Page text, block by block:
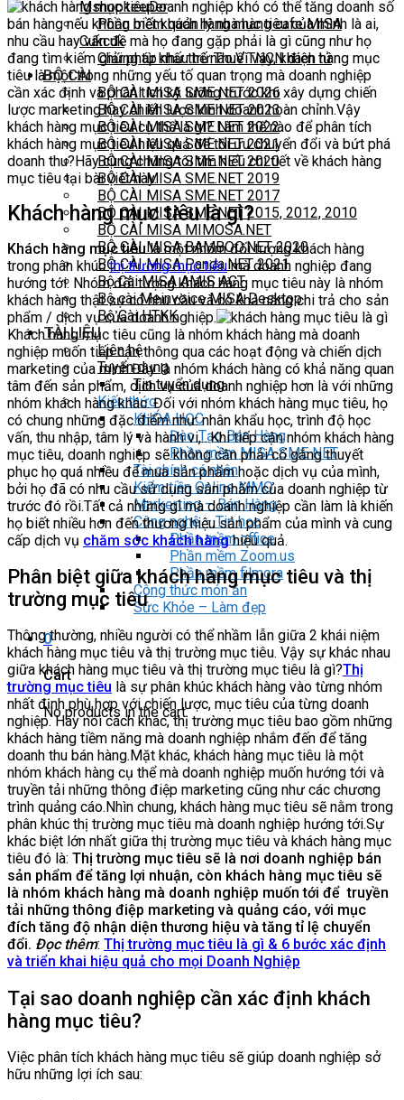
Mshopkeeper
Phần mềm quản lý nhà hàng cafe MISA
Cukcuk
Chứng từ khấu trừ Thuế TNCN điện tử
BỘ CÀI
BỘ CÀI MISA SME NET 2026
BỘ CÀI MISA SME NET 2023
BỘ CÀI MISA SME.NET 2022
BỘ CÀI MISA SME.NET 2021
BỘ CÀI MISA SME.NET 2020
BỘ CÀI MISA SME.NET 2019
BỘ CÀI MISA SME.NET 2017
BỘ CÀI MISA SME.NET 2015, 2012, 2010
BỘ CÀI MISA MIMOSA.NET
BỘ CÀI MISA BAMBOO.NET 2020
BỘ CÀI MISA Panda.NET 2021
Bộ Cài MISA AMIS ACT
Bộ cài Meinvoice MISA Desktop
Bộ Cài HTKK
TÀI LIỆU
Liên hệ
Tuyển dụng
Tin tuyển dụng
Kiến thức
KHÓA HỌC
Đào Tạo Bán Hàng
Phần mềm MISA SME NET
Tài chính cá nhân
Kiếm tiền Online MMO
Markerting – Bán Hàng
Công nghệ – Tin học
Phần mềm office
Phần mềm Zoom.us
Phần mềm filmora
Công thức món ăn
Sức Khỏe – Làm đẹp
0
Cart
No products in the cart.
Doanh nghiệp khó có thể tăng doanh số
bán hàng nếu không biết khách hàng mục tiêu của mình là ai,
nhu cầu hay vấn đề mà họ đang gặp phải là gì cũng như họ
đang tìm kiếm giải pháp như thế nào.Vì vậy, khách hàng mục
tiêu là một trong những yếu tố quan trọng mà doanh nghiệp
cần xác định và phân tích kỹ lưỡng trước khi xây dựng chiến
lược marketing hay chiến lược kinh doanh hoàn chỉnh.Vậy
khách hàng mục tiêu cụ thể là gì? Làm thế nào để phân tích
khách hàng mục tiêu hiệu quả để tối ưu chuyển đổi và bứt phá
doanh thu?Hãy cùng chúng tôi tìm hiểu chi tiết về khách hàng
mục tiêu tại bài viết này.
Khách hàng mục tiêu là gì?
Khách hàng mục tiêulà một nhóm đối tượng khách hàng
trong phân khúcthị trường mục tiêumà doanh nghiệp đang
hướng tới. Nhóm đối tượng khách hàng mục tiêu này là nhóm
khách hàng thật sự có nhu cầu và có khả năng chi trả cho sản
phẩm / dịch vụ của doanh nghiệp.
Khách hàng mục tiêu cũng là nhóm khách hàng mà doanh
nghiệp muốn tiếp cận thông qua các hoạt động và chiến dịch
marketing của mình.Đây là nhóm khách hàng có khả năng quan
tâm đến sản phẩm, dịch vụ của doanh nghiệp hơn là với những
nhóm khách hàng khác. Đối với nhóm khách hàng mục tiêu, họ
có chung những đặc điểm như: nhân khẩu học, trình độ học
vấn, thu nhập, tâm lý và hành vi,…Khi tiếp cận nhóm khách hàng
mục tiêu, doanh nghiệp sẽ không cần phải cố gắng thuyết
phục họ quá nhiều để mua sản phẩm hoặc dịch vụ của mình,
bởi họ đã có nhu cầu sử dụng sản phẩm của doanh nghiệp từ
trước đó rồi.Tất cả những gì mà doanh nghiệp cần làm là khiến
họ biết nhiều hơn đến thương hiệu sản phẩm của mình và cung
cấp dịch vụ chăm sóc khách hànghiệu quả.
Phân biệt giữa khách hàng mục tiêu và thị
trường mục tiêu
Thông thường, nhiều người có thể nhầm lẫn giữa 2 khái niệm
khách hàng mục tiêu và thị trường mục tiêu. Vậy sự khác nhau
giữa khách hàng mục tiêu và thị trường mục tiêu là gì?Thị
trường mục tiêu là sự phân khúc khách hàng vào từng nhóm
nhất định phù hợp với chiến lược, mục tiêu của từng doanh
nghiệp. Hay nói cách khác, thị trường mục tiêu bao gồm những
khách hàng tiềm năng mà doanh nghiệp nhắm đến để tăng
doanh thu bán hàng.Mặt khác, khách hàng mục tiêu là một
nhóm khách hàng cụ thể mà doanh nghiệp muốn hướng tới và
truyền tải những thông điệp marketing cũng như các chương
trình quảng cáo.Nhìn chung, khách hàng mục tiêu sẽ nằm trong
phân khúc thị trường mục tiêu mà doanh nghiệp hướng tới.Sự
khác biệt lớn nhất giữa thị trường mục tiêu và khách hàng mục
tiêu đó là: Thị trường mục tiêu sẽ là nơi doanh nghiệp bán
sản phẩm để tăng lợi nhuận, còn khách hàng mục tiêu sẽ
là nhóm khách hàng mà doanh nghiệp muốn tới để truyền
tải những thông điệp marketing và quảng cáo, với mục
đích tăng độ nhận diện thương hiệu và tăng tỉ lệ chuyển
đổi. Đọc thêm: Thị trường mục tiêu là gì & 6 bước xác định
và triển khai hiệu quả cho mọi Doanh Nghiệp
Tại sao doanh nghiệp cần xác định khách
hàng mục tiêu?
Việc phân tích khách hàng mục tiêu sẽ giúp doanh nghiệp sở
hữu những lợi ích sau: